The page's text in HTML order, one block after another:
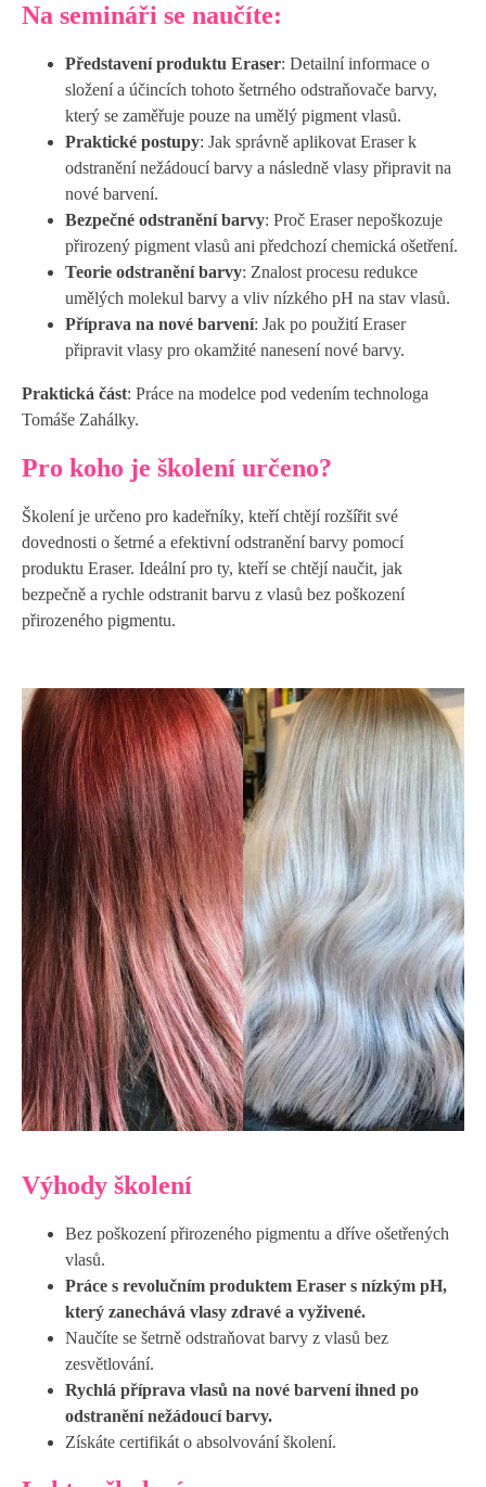
Na semináři se naučíte:
Představení produktu Eraser: Detailní informace o
složení a účincích tohoto šetrného odstraňovače barvy,
který se zaměřuje pouze na umělý pigment vlasů.
Praktické postupy: Jak správně aplikovat Eraser k
odstranění nežádoucí barvy a následně vlasy připravit na
nové barvení.
Bezpečné odstranění barvy: Proč Eraser nepoškozuje
přirozený pigment vlasů ani předchozí chemická ošetření.
Teorie odstranění barvy: Znalost procesu redukce
umělých molekul barvy a vliv nízkého pH na stav vlasů.
Příprava na nové barvení: Jak po použití Eraser
připravit vlasy pro okamžité nanesení nové barvy.
Praktická část: Práce na modelce pod vedením technologa
Tomáše Zahálky.
Pro koho je školení určeno?
Školení je určeno pro kadeřníky, kteří chtějí rozšířit své
dovednosti o šetrné a efektivní odstranění barvy pomocí
produktu Eraser. Ideální pro ty, kteří se chtějí naučit, jak
bezpečně a rychle odstranit barvu z vlasů bez poškození
přirozeného pigmentu.
Výhody školení
Bez poškození přirozeného pigmentu a dříve ošetřených
vlasů.
Práce s revolučním produktem Eraser s nízkým pH,
který zanechává vlasy zdravé a vyživené.
Naučíte se šetrně odstraňovat barvy z vlasů bez
zesvětlování.
Rychlá příprava vlasů na nové barvení ihned po
odstranění nežádoucí barvy.
Získáte certifikát o absolvování školení.